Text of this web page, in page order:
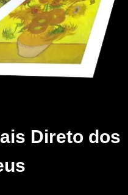
Direto dos